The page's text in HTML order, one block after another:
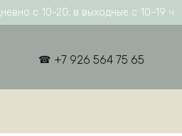
с 10-20; в выходные с 10-19 ч.
+7 926 564 75 65